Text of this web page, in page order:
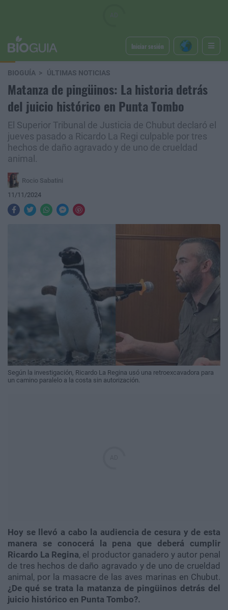
Iniciar sesión
BIOGUÍA ÚLTIMAS NOTICIAS
Matanza de pingüinos: La historia detrás
del juicio histórico en Punta Tombo
El Superior Tribunal de Justicia de Chubut declaró el
jueves pasado a Ricardo La Regi culpable por tres
hechos de daño agravado y de uno de crueldad
animal.
Rocio Sabatini
11/11/2024
Según la investigación, Ricardo La Regina usó una retroexcavadora para
un camino paralelo a la costa sin autorización.
Hoy se llevó a cabo la audiencia de cesura y de esta
manera se conocerá la pena que deberá cumplir
Ricardo La Regina, el productor ganadero y autor penal
de tres hechos de daño agravado y de uno de crueldad
animal, por la masacre de las aves marinas en Chubut.
¿De qué se trata la matanza de pingüinos detrás del
juicio histórico en Punta Tombo?.